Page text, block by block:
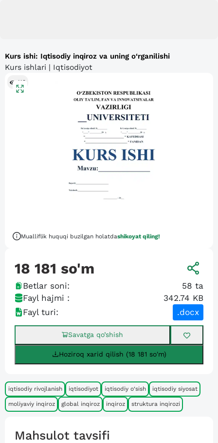
Kurs ishi: Iqtisodiy inqiroz va uning o‘rganilishi
Kurs ishlari | Iqtisodiyot
119
Mualliflik huquqi buzilgan holatdashikoyat qiling!
18 181 so'm
Betlar soni: 58 ta
Fayl hajmi :
342.74 KB
Fayl turi:
.docx
Savatga qo’shish
Hoziroq xarid qilish (18 181 so'm)
iqtisodiy rivojlanish iqtisodiyot iqtisodiy o‘sish iqtisodiy siyosat
moliyaviy inqiroz global inqiroz inqiroz struktura inqirozi
Mahsulot tavsifi